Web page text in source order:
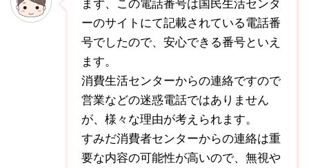
まず、この電話番号は国民生活センタ
ーのサイトにて記載されている電話番
号でしたので、安心できる番号といえ
ます。
消費生活センターからの連絡ですので
営業などの迷惑電話ではありません
が、様々な理由が考えられます。
すみだ消費者センターからの連絡は重
要な内容の可能性が高いので、無視や